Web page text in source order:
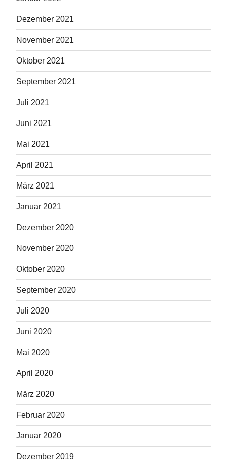
Dezember 2021
November 2021
Oktober 2021
September 2021
Juli 2021
Juni 2021
Mai 2021
April 2021
März 2021
Januar 2021
Dezember 2020
November 2020
Oktober 2020
September 2020
Juli 2020
Juni 2020
Mai 2020
April 2020
März 2020
Februar 2020
Januar 2020
Dezember 2019